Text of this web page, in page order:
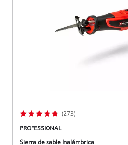
(273)
PROFESSIONAL
Sierra de sable Inalámbrica